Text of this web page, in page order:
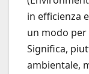
in efficienza
un modo per
Significa,
ambientale,